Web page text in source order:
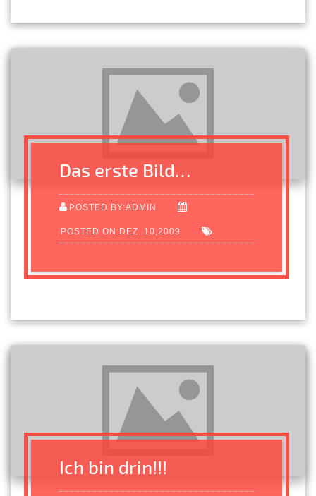
Das erste Bild…
POSTED BY:ADMIN
POSTED ON:DEZ. 10,2009
Ich bin drin!!!